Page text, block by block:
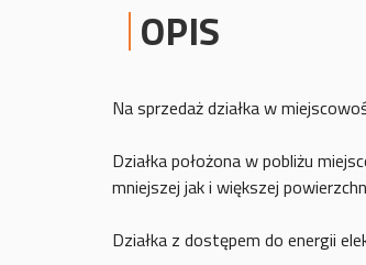
OPIS
Na sprzedaż działka w
Działka położona w pobliżu
mniejszej jak i większej
Działka z dostępem do energii